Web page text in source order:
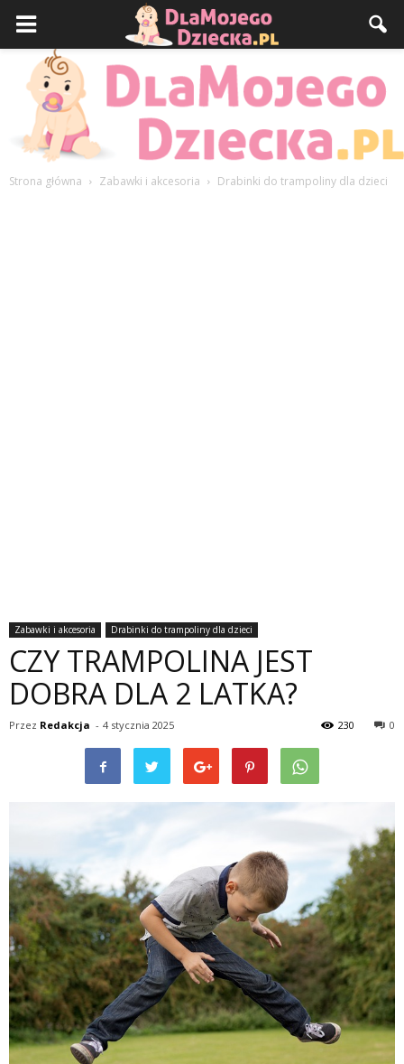
Strona główna Zabawki i akcesoria Drabinki do trampoliny dla dzieci
Zabawki i akcesoria Drabinki do trampoliny dla dzieci
CZY TRAMPOLINA JEST
DOBRA DLA 2 LATKA?
Przez Redakcja - 4 stycznia 2025 0
230